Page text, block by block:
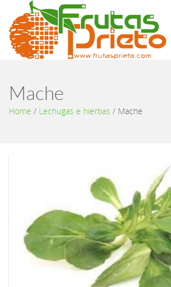
Mache
Home / Lechugas e hierbas / Mache